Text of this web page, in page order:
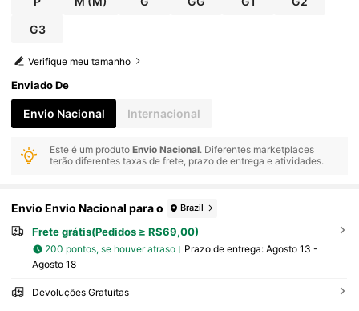
G3
Verifique meu tamanho
Enviado De
Envio Nacional Internacional
Este é um produtoEnvio Nacional. Diferentes marketplaces
terão diferentes taxas de frete, prazo de entrega e atividades.
Envio Envio Nacional para o Brazil
Frete grátis(Pedidos ≥ R$69,00)
200 pontos, se houver atraso Prazo de entrega: Agosto 13 -
Agosto 18
Devoluções Gratuitas